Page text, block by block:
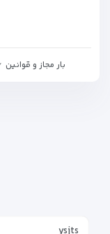
بار مجاز و قوانین